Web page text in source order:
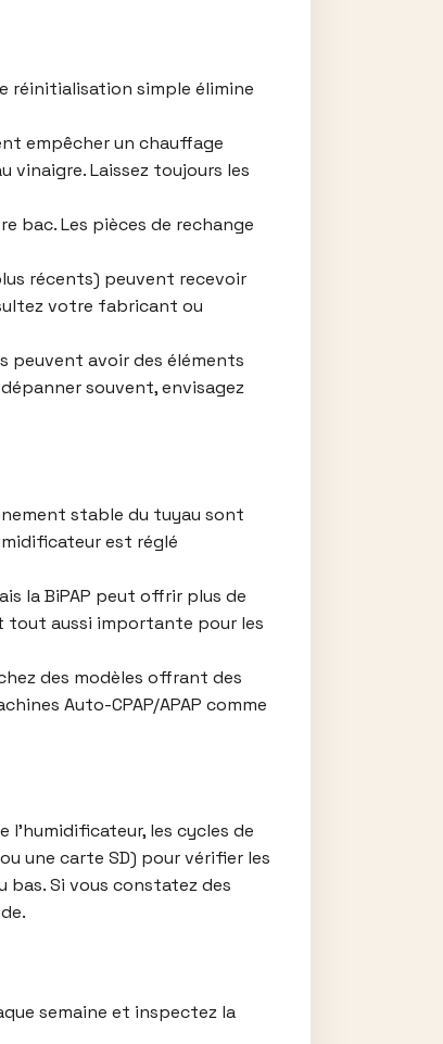
réinitialisation simple élimine
empêcher un chauffage
vinaigre. Laissez toujours les
bac. Les pièces de rechange
récents) peuvent recevoir
votre fabricant ou
peuvent avoir des éléments
souvent, envisagez
stable du tuyau sont
est réglé
la BiPAP peut offrir plus de
tout aussi importante pour les
des modèles offrant des
Auto-CPAP/APAP comme
l’humidificateur, les cycles de
une carte SD) pour vérifier les
bas. Si vous constatez des
semaine et inspectez la